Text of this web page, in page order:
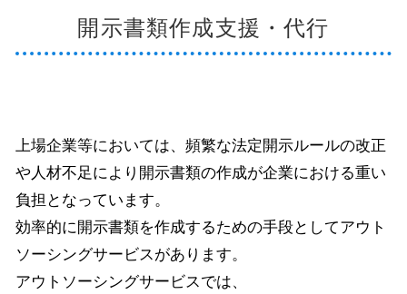
開示書類作成支援・代行
上場企業等においては、頻繁な法定開示ルールの改正
や人材不足により開示書類の作成が企業における重い
負担となっています。
効率的に開示書類を作成するための手段としてアウト
ソーシングサービスがあります。
アウトソーシングサービスでは、